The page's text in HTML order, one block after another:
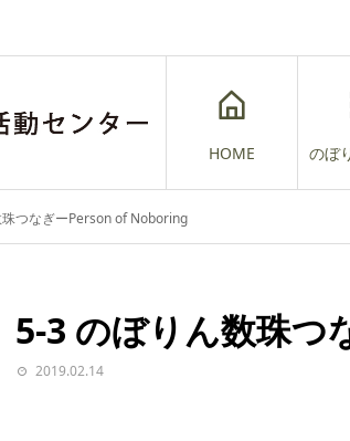
HOME のぼ
つなぎーPerson of Noboring
5-3 のぼりん数珠
2019.02.14